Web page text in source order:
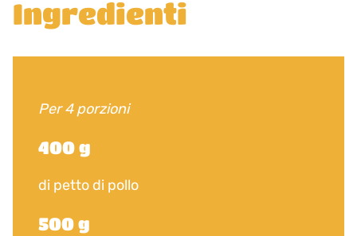
Ingredienti
Per 4 porzioni
400 g
di petto di pollo
500 g